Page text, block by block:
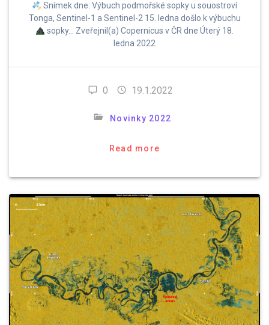
Snímek dne: Výbuch podmořské sopky u souostroví
Tonga, Sentinel-1 a Sentinel-2 15. ledna došlo k výbuchu
sopky… Zveřejnil(a) Copernicus v ČR dne Úterý 18.
ledna 2022
0 19.1.2022
Novinky 2022
Read more